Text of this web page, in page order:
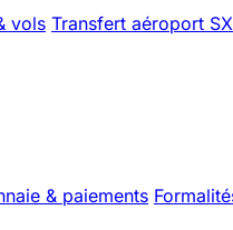
vols Transfert aéroport
& paiements